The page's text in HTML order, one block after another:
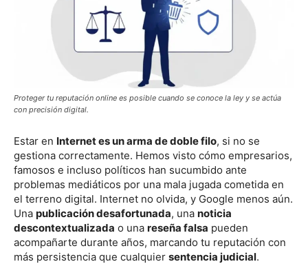
Proteger tu reputación online es posible cuando se conoce la ley y se actúa
con precisión digital.
Estar en Internet es un arma de doble filo, si no se
gestiona correctamente. Hemos visto cómo empresarios,
famosos e incluso políticos han sucumbido ante
problemas mediáticos por una mala jugada cometida en
el terreno digital. Internet no olvida, y Google menos aún.
Una publicación desafortunada, una noticia
descontextualizada o una reseña falsa pueden
acompañarte durante años, marcando tu reputación con
más persistencia que cualquier sentencia judicial.